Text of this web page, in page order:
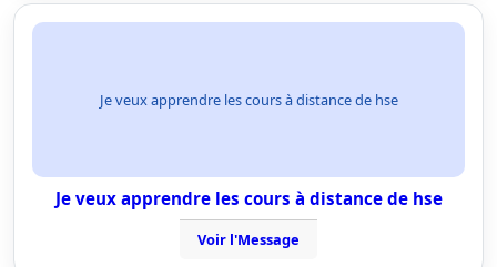
Je veux apprendre les cours à distance de hse
Je veux apprendre les cours à distance de hse
Voir l'Message